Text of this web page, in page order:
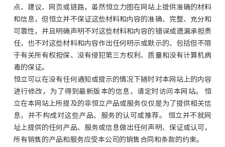
点、建议、网页或链路，虽然恒立力图在网站上提供准确的材料
和信息，但恒立并不保证这些材料和内容的准确、完整、充分和
可靠性，并且明确声明不对这些材料和内容的错误或遗漏承担责
任，也不对这些材料和内容作出任何明示或默示的、包括但不限
于有关所有权担保、没有侵犯第三方权利、质量和没有计算机病
毒的保证。
恒立可以在没有任何通知或提示的情况下随时对本网站上的内容
进行修改，为了得到最新版本的信息，请定时访问本网站。 恒
立在本网站上所提及的非恒立产品或服务仅仅是为了提供相关信
息，并不构成对这些产品、服务的认可或推荐。 恒立并不就网
址上提供的任何产品、服务或信息做出任何声明、保证或认可，
所有销售的产品和服务应受本公司的销售合同和条款的约束。